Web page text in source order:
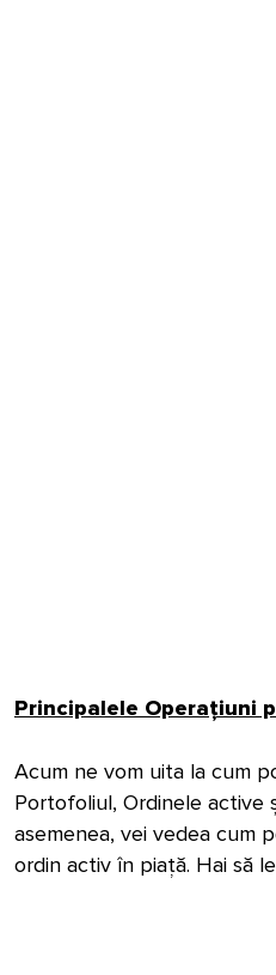
Principalele Operațiuni
Acum ne vom uita la cum
Portofoliul, Ordinele active
asemenea, vei vedea cum
ordin activ în piață. Hai să